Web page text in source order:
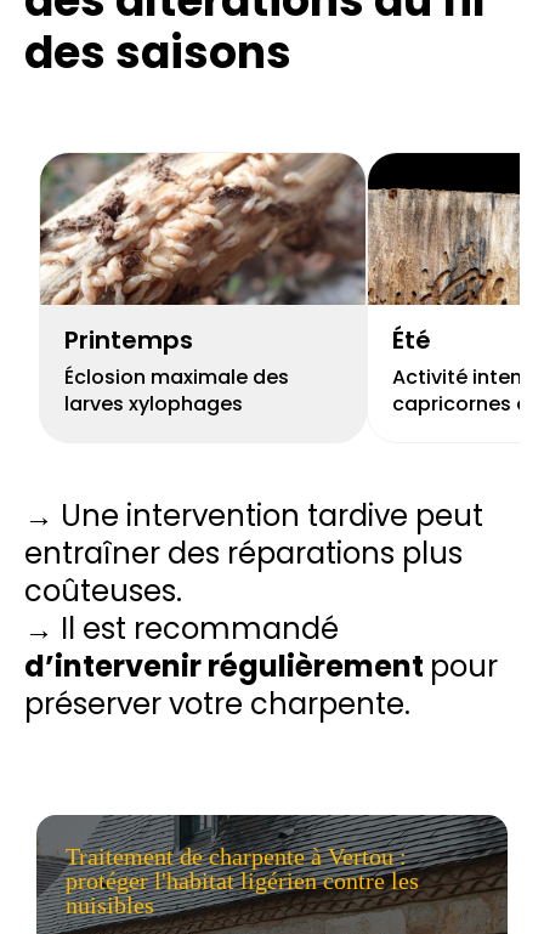
des saisons
Printemps
Éclosion maximale des
larves xylophages
Été
Activité
capricornes et
→ Une intervention tardive peut
entraîner des réparations plus
coûteuses.
→ Il est recommandé
d’intervenir régulièrement pour
préserver votre charpente.
Traitement de charpente à Vertou :
protéger l'habitat ligérien contre les
nuisibles